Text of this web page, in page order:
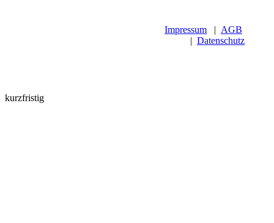
Impressum | AGB
| Datenschutz
kurzfristig